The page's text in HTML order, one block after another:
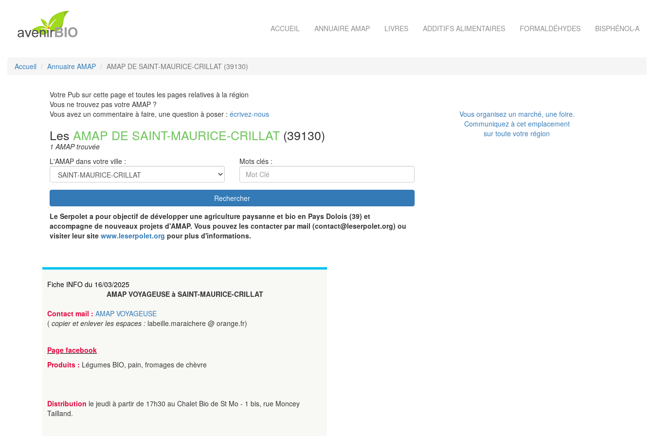
ACCUEIL ANNUAIRE AMAP LIVRES ADDITIFS ALIMENTAIRES FORMALDÉHYDES BISPHÉNOL-A
Accueil Annuaire AMAP AMAP DE SAINT-MAURICE-CRILLAT (39130)
Votre Pub sur cette page et toutes les pages relatives à la région
Vous ne trouvez pas votre AMAP ?
Vous avez un commentaire à faire, une question à poser : écrivez-nous
Les AMAP DE SAINT-MAURICE-CRILLAT (39130)
1 AMAP trouvée
L'AMAP dans votre ville :
Mots clés :
Rechercher
Le Serpolet a pour objectif de développer une agriculture paysanne et bio en Pays Dolois (39) et
accompagne de nouveaux projets d'AMAP. Vous pouvez les contacter par mail (contact@leserpolet.org) ou
visiter leur site www.leserpolet.org pour plus d'informations.
Vous organisez un marché, une foire.
Communiquez à cet emplacement
sur toute votre région
Fiche INFO du 16/03/2025
AMAP VOYAGEUSE à SAINT-MAURICE-CRILLAT
Contact mail : AMAP VOYAGEUSE
( copier et enlever les espaces : labeille.maraichere @ orange.fr)
Page facebook
Produits : Légumes BIO, pain, fromages de chèvre
Distribution le jeudi à partir de 17h30 au Chalet Bio de St Mo - 1 bis, rue Moncey
Tailland.